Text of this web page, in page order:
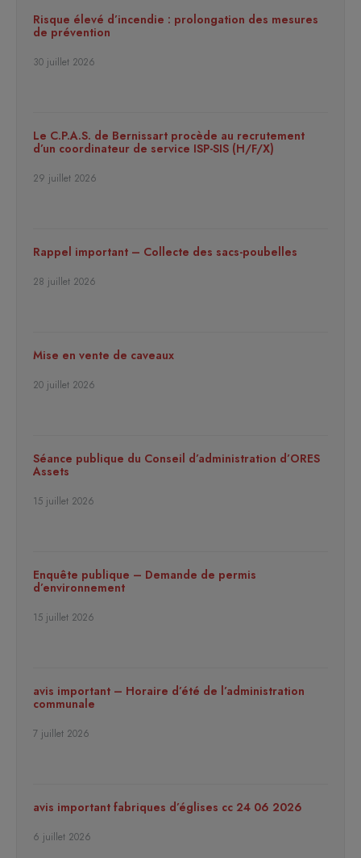
Risque élevé d’incendie : prolongation des mesures
de prévention
30 juillet 2026
Le C.P.A.S. de Bernissart procède au recrutement
d’un coordinateur de service ISP-SIS (H/F/X)
29 juillet 2026
Rappel important – Collecte des sacs-poubelles
28 juillet 2026
Mise en vente de caveaux
20 juillet 2026
Séance publique du Conseil d’administration d’ORES
Assets
15 juillet 2026
Enquête publique – Demande de permis
d’environnement
15 juillet 2026
avis important – Horaire d’été de l’administration
communale
7 juillet 2026
avis important fabriques d’églises cc 24 06 2026
6 juillet 2026